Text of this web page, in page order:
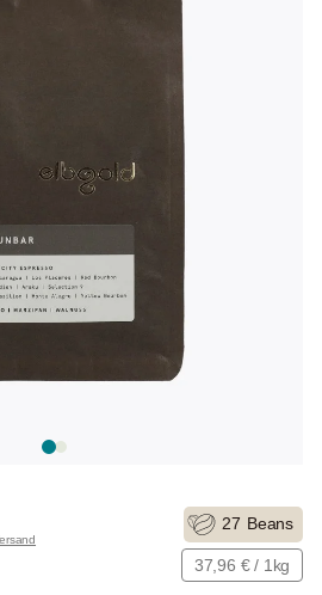
27 Beans
37,96 € / 1kg